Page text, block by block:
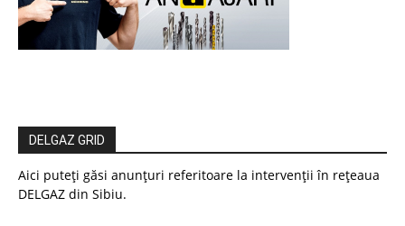
DELGAZ GRID
Aici puteți găsi anunțuri referitoare la intervenții în rețeaua
DELGAZ din Sibiu.